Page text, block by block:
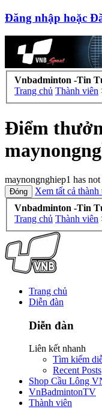
Đăng nhập hoặc
Vnbadminton -Tin
Trang chủ Thành viên
Điểm
maynongnghiep1 has
Xem tất cả
Vnbadminton -Tin
Trang chủ Thành viên
Trang chủ
Diễn đàn
Diễn đàn
Liên kết nhanh
Tìm kiếm
Recent Posts
Shop Cầu Lông
VnBadmintonTV
Thành viên